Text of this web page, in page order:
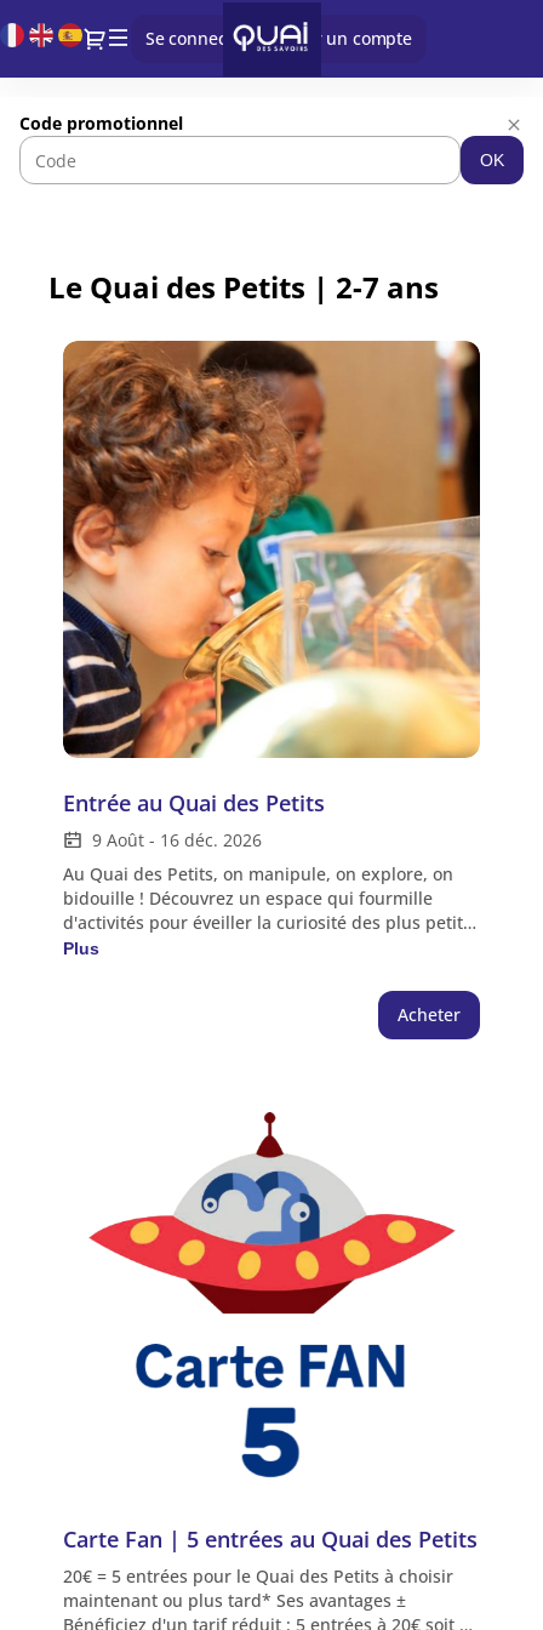
Langue
Dialogue
Se connecter Créer un compte
Code promotionnel
OK
des
Savoirs
Le Quai des Petits | 2-7 ans
Entrée au Quai des Petits
9 Août - 16 déc. 2026
Au Quai des Petits, on manipule, on explore, on
bidouille ! Découvrez un espace qui fourmille
d'activités pour éveiller la curiosité des plus petits,
pour aborder les sciences autrement quand on est
accompagnés d'un adulte muni d'un billet |
Séance de 1h30 (places limitées). Un adulte peut
accompagner un maximum de 3 enfants | Un
1ers dimanches du mois, billet gratuit à venir
retirer au guichet uniquement le jour même, dans
la limite des places disponibles. Les poussettes ne
sont pas autorisées au Quai des Petits | parking à
disposition. NB: en cas d'empêchement vous avez
la possiblité de changer la date de validité de votre
billet via votre espace personnel, à condition que
cette opération soit réalisée avant la date de visite
ne dispose pas de service de consigne, et dans le
cadre du plan Vigipirate, aucune valise, trottinette
ni gros sac ne sera accepté à l'entrée de
l'établissement. crédit photo : Patrice Nin
Plus
Acheter
Carte Fan | 5 entrées au Quai des Petits
20€ = 5 entrées pour le Quai des Petits à choisir
maintenant ou plus tard* Ses avantages ±
Bénéficiez d'un tarif réduit : 5 entrées à 20€ soit 1